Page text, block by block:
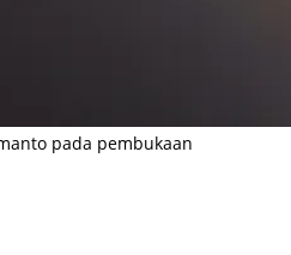
pada pembukaan